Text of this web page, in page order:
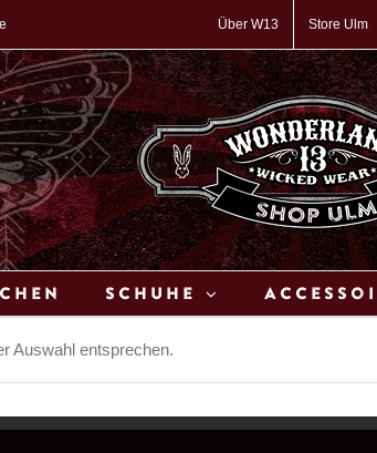
Über W13 Store Ulm
Schuhe
Auswahl entsprechen.